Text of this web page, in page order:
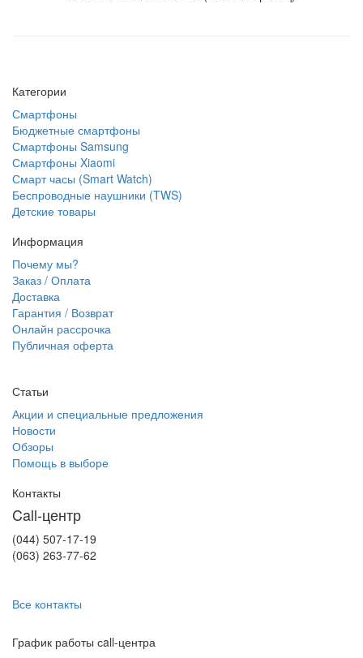
Категории
Смартфоны
Бюджетные смартфоны
Смартфоны Samsung
Смартфоны Xiaomi
Смарт часы (Smart Watch)
Беспроводные наушники (TWS)
Детские товары
Информация
Почему мы?
Заказ / Оплата
Доставка
Гарантия / Возврат
Онлайн рассрочка
Публичная оферта
Статьи
Акции и специальные предложения
Новости
Обзоры
Помощь в выборе
Контакты
Call-центр
(044) 507-17-19
(063) 263-77-62
Все контакты
График работы сall-центра